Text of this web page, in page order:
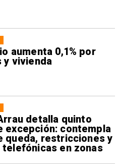
aumenta 0,1% por
y vivienda
detalla quinto
excepción: contempla
queda, restricciones y
telefónicas en zonas